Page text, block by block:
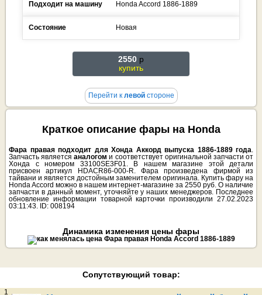
Подходит на машину HondaAccord 1886-1889
Состояние Новая
2550 p
купить
Перейти к левойстороне
Краткое описание фары на Honda
Фара правая подходит для Хонда Аккорд выпуска 1886-1889 года.
Запчасть являетсяаналогом и соответствует оригинальной запчасти от
Хонда с номером 33100SE3F01. В нашем магазине этой детали
присвоен артикул HDACR86-000-R. Фара произведена фирмой из
тайвани и является достойным заменителем оригинала. Купить фару на
Honda Accord можно в нашем интернет-магазине за 2550 руб. О наличие
запчасти в данный момент, уточняйте у наших менеджеров. Последнее
обновление информации товарной карточки производили 27.02.2023
03:11:43. ID: 008194
Динамика изменения цены фары
Сопутствующий товар:
1